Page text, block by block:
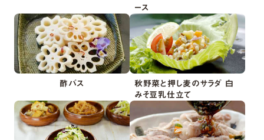
ース
酢バス
秋野菜と押し麦のサラダ 白
みそ豆乳仕立て